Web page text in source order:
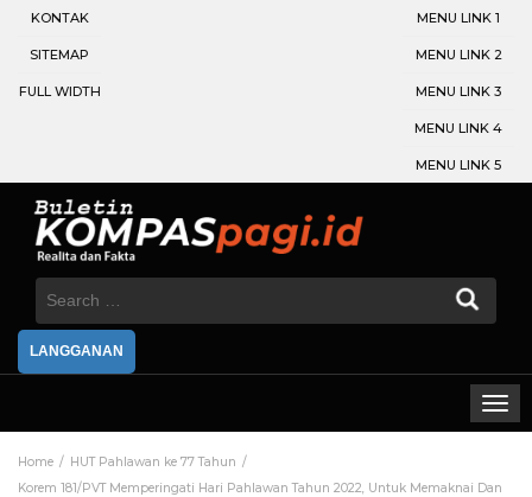
KONTAK
SITEMAP
FULL WIDTH
MENU LINK 1
MENU LINK 2
MENU LINK 3
MENU LINK 4
MENU LINK 5
Search
LANGGANAN
Home
HUT Pahlawan ke 77 Tahun
Korem 181/PVT Memperingati Hari Pahlawan Tahun 2022, Untuk Memaknai Dan